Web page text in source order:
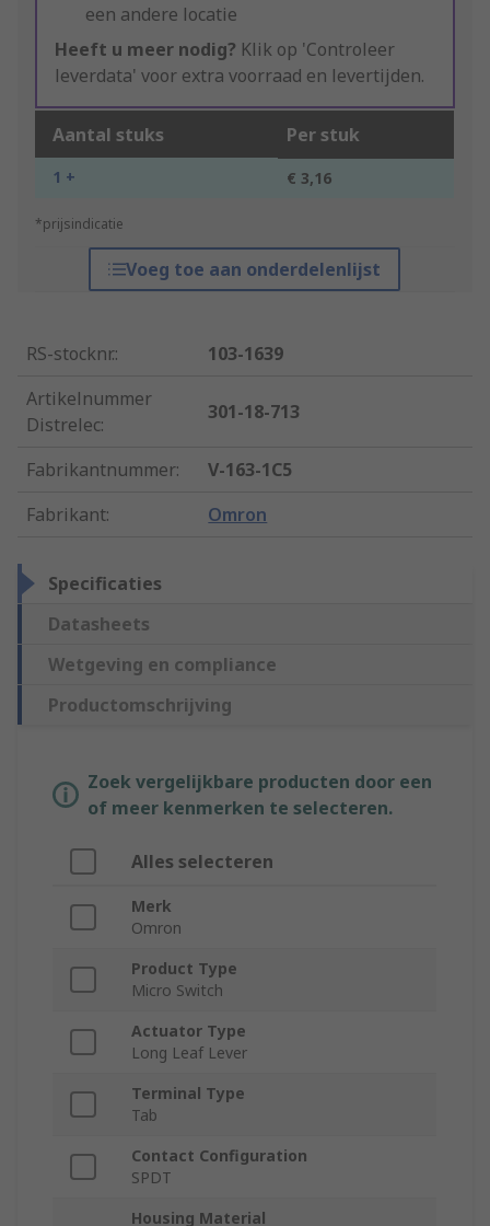
een andere locatie
Heeft u meer nodig? Klik op 'Controleer
leverdata' voor extra voorraad en levertijden.
Aantal stuks Per stuk
1 + € 3,16
*prijsindicatie
Voeg toe aan onderdelenlijst
RS-stocknr.:
103-1639
Artikelnummer
Distrelec:
301-18-713
Fabrikantnummer:
V-163-1C5
Fabrikant: Omron
Specificaties
Datasheets
Wetgeving en compliance
Productomschrijving
Zoek vergelijkbare producten door een
of meer kenmerken te selecteren.
Alles selecteren
Merk
Omron
Product Type
Micro Switch
Actuator Type
Long Leaf Lever
Terminal Type
Tab
Contact Configuration
SPDT
Housing Material